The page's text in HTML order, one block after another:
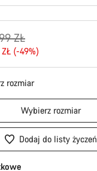
ZŁ
ZŁ (-49%)
rozmiar
Wybierz rozmiar
Dodaj do listy życzeń